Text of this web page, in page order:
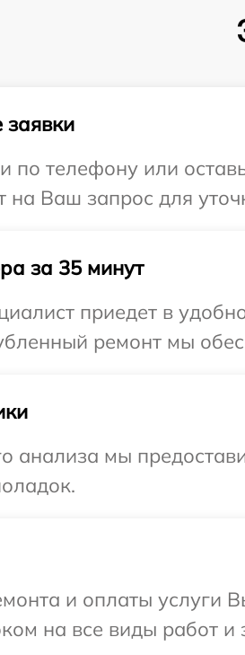
по телефону или
на Ваш запрос для
за 35 минут
приедет в
ремонт мы
анализа мы
и оплаты услуги
на все виды работ и